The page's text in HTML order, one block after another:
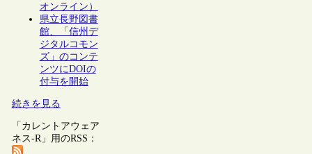
オンライン）
県立長野図書
館、「信州デ
ジタルコモン
ズ」のコンテ
ンツにDOIの
付与を開始
続きを見る
「カレントアウェア
ネス-R」用のRSS：